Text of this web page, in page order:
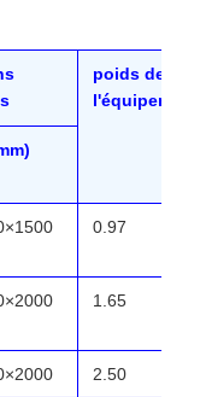
poids de
l'équipement
0.97
1.65
2.50